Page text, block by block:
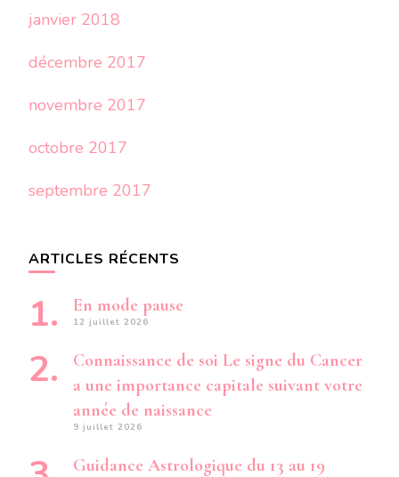
janvier 2018
décembre 2017
novembre 2017
octobre 2017
septembre 2017
ARTICLES RÉCENTS
En mode pause
12 juillet 2026
Connaissance de soi Le signe du Cancer
a une importance capitale suivant votre
année de naissance
9 juillet 2026
Guidance Astrologique du 13 au 19